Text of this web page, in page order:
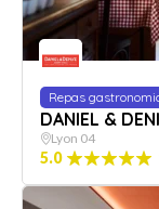
Repas
DANIEL &
Lyon 04
5.0